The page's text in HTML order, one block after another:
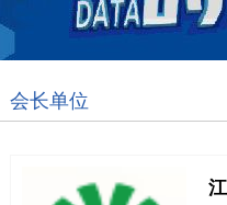
会长单位